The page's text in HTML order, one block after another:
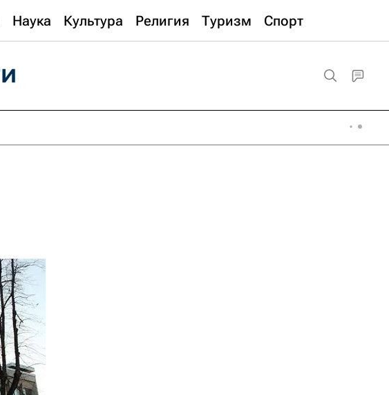
Наука Культура Религия Туризм Спорт